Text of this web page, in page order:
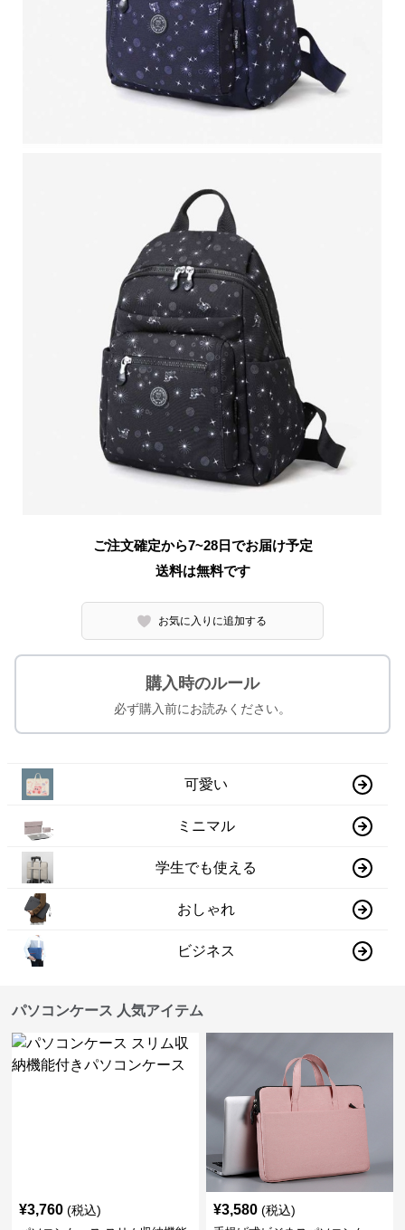
ご注文確定から7~28日でお届け予定
送料は無料です
お気に入りに追加する
購入時のルール
必ず購入前にお読みください。
可愛い
ミニマル
学生でも使える
おしゃれ
ビジネス
パソコンケース 人気アイテム
¥3,760 (税込) ¥3,580 (税込)